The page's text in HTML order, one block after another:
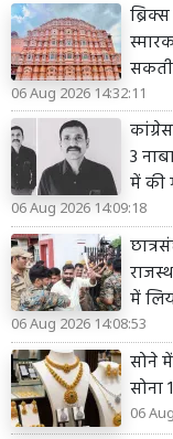
06 Aug 2026 14:32:11
3
में की
06 Aug 2026 14:09:18
में
06 Aug 2026 14:08:53
सोने
सोना
06